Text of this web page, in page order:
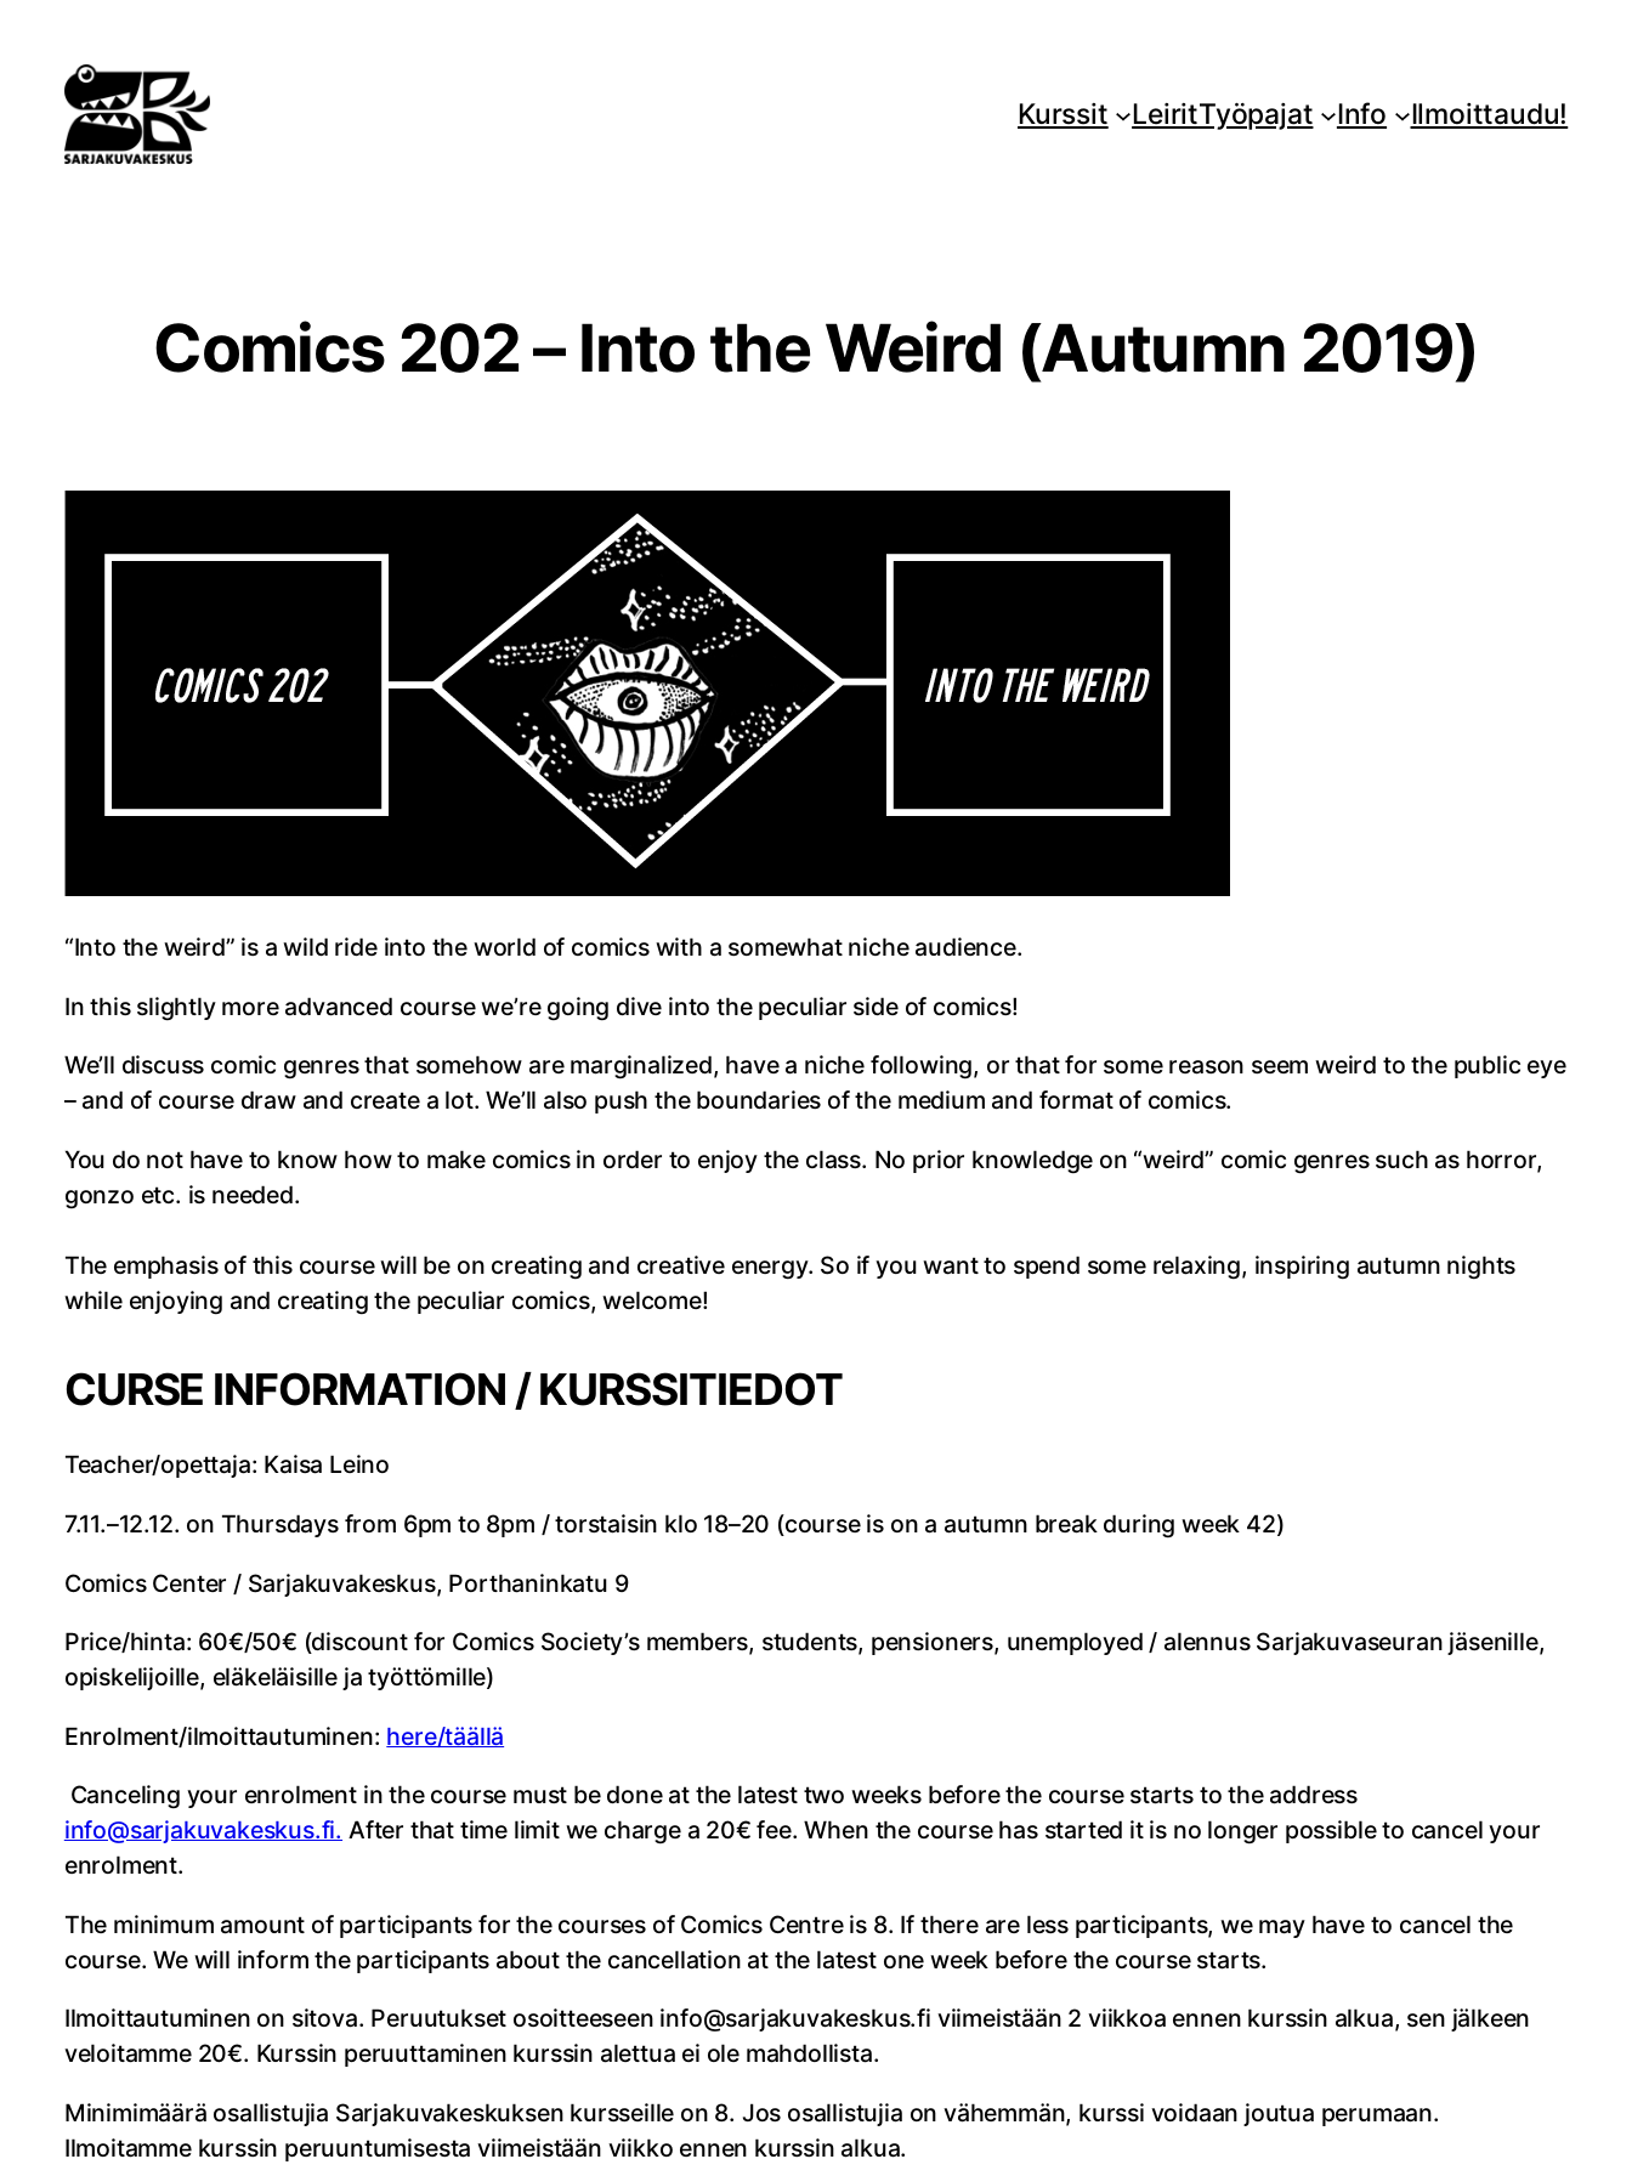
sisältöön
Kurssit LeiritTyöpajat Info Ilmoittaudu!
Comics 202 – Into the Weird (Autumn 2019)
“Into the weird” is a wild ride into the world of comics with a somewhat niche audience.
In this slightly more advanced course we’re going dive into the peculiar side of comics!
We’ll discuss comic genres that somehow are marginalized, have a niche following, or that for some reason seem weird to the public eye
– and of course draw and create a lot. We’ll also push the boundaries of the medium and format of comics.
You do not have to know how to make comics in order to enjoy the class. No prior knowledge on “weird” comic genres such as horror,
gonzo etc. is needed.
The emphasis of this course will be on creating and creative energy. So if you want to spend some relaxing, inspiring autumn nights
while enjoying and creating the peculiar comics, welcome!
CURSE INFORMATION / KURSSITIEDOT
Teacher/opettaja: Kaisa Leino
7.11.–12.12. on Thursdays from 6pm to 8pm / torstaisin klo 18–20 (course is on a autumn break during week 42)
Comics Center / Sarjakuvakeskus, Porthaninkatu 9
Price/hinta: 60€/50€ (discount for Comics Society’s members, students, pensioners, unemployed / alennus Sarjakuvaseuran jäsenille,
opiskelijoille, eläkeläisille ja työttömille)
Enrolment/ilmoittautuminen: here/täällä
Canceling your enrolment in the course must be done at the latest two weeks before the course starts to the address
info@sarjakuvakeskus.fi. After that time limit we charge a 20€ fee. When the course has started it is no longer possible to cancel your
enrolment.
The minimum amount of participants for the courses of Comics Centre is 8. If there are less participants, we may have to cancel the
course. We will inform the participants about the cancellation at the latest one week before the course starts.
Ilmoittautuminen on sitova. Peruutukset osoitteeseen info@sarjakuvakeskus.fi viimeistään 2 viikkoa ennen kurssin alkua, sen jälkeen
veloitamme 20€. Kurssin peruuttaminen kurssin alettua ei ole mahdollista.
Minimimäärä osallistujia Sarjakuvakeskuksen kursseille on 8. Jos osallistujia on vähemmän, kurssi voidaan joutua perumaan.
Ilmoitamme kurssin peruuntumisesta viimeistään viikko ennen kurssin alkua.